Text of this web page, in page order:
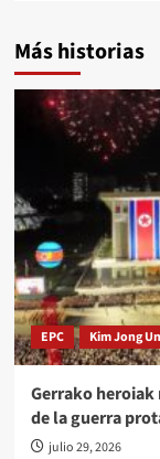
Más historias
EPC Kim Jong Un
Gerrako heroiak
de la guerra
julio 29, 2026